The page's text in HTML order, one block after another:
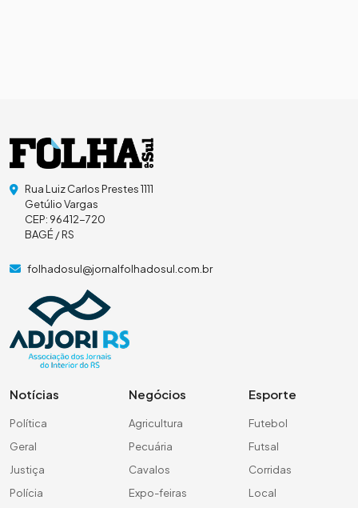
Rua Luiz Carlos Prestes 1111
Getúlio Vargas
CEP: 96412-720
BAGÉ / RS
folhadosul@jornalfolhadosul.com.br
Notícias
Política
Geral
Justiça
Polícia
Negócios
Agricultura
Pecuária
Cavalos
Expo-feiras
Esporte
Futebol
Futsal
Corridas
Local